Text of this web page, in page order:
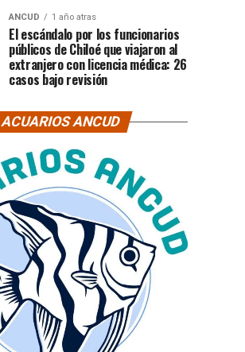
ANCUD 1 año atras
El escándalo por los funcionarios
públicos de Chiloé que viajaron al
extranjero con licencia médica: 26
casos bajo revisión
ACUARIOS ANCUD